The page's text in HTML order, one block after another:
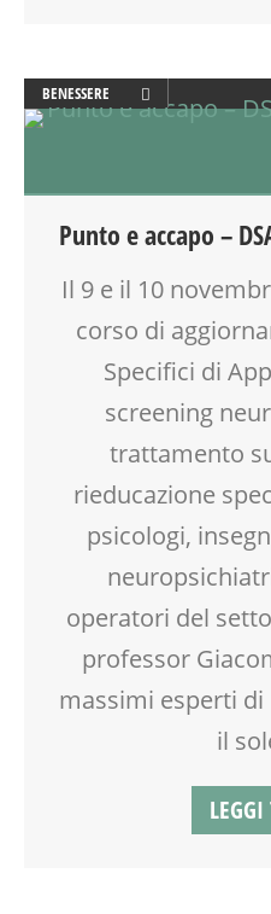
BENESSERE
DSA
SCUOLA
TEENAGER
Punto e accapo –
Il 9 e il 10
corso di
Specifici di
screening
trattamento
rieducazione
psicologi,
operatori del
professor
massimi esperti di
il